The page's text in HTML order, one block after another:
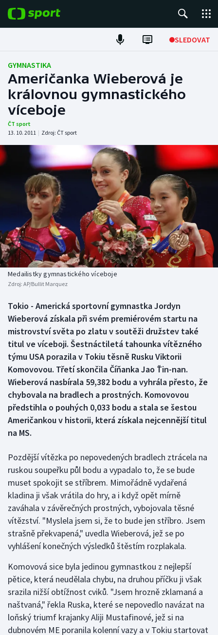
SLEDOVAT
Fotbal
Hokej
Tenis
Atletika
Cyklistika
DALŠÍ SPORTY
Americký fotbal
Baseball a softbal
Basketbal
Biatlon
Box
Curling
Dostihy
Florbal
Futsal
Golf
Gymnastika
Házená
Jezdectví
Judo
Lezení
Lyže a snowboard
Moderní pětiboj
NEPŘEHLÉDNĚTE
Soutěže
Historické návraty
Aplikace ČT sport
GYMNASTIKA
Američanka Wieberová je
královnou gymnastického
víceboje
ČT sport
13. 10. 2011 | Zdroj: ČT sport
Medailistky gymnastického víceboje
Zdroj: AP/Bullit Marquez
Tokio - Americká sportovní gymnastka Jordyn
Wieberová získala při svém premiérovém startu na
mistrovství světa po zlatu v soutěži družstev také
titul ve víceboji. Šestnáctiletá tahounka vítězného
týmu USA porazila v Tokiu těsně Rusku Viktorii
Komovovou. Třetí skončila Číňanka Jao Ťin-nan.
Wieberová nasbírala 59,382 bodu a vyhrála přesto, že
chybovala na bradlech a prostných. Komovovou
předstihla o pouhých 0,033 bodu a stala se šestou
Američankou v historii, která získala nejcennější titul
na MS.
Pozdější vítězka po nepovedených bradlech ztrácela na
ruskou soupeřku půl bodu a vypadalo to, že se bude
muset spokojit se stříbrem. Mimořádně vydařená
kladina ji však vrátila do hry, a i když opět mírně
zaváhala v závěrečných prostných, vybojovala těsné
vítězství. "Myslela jsem si, že to bude jen stříbro. Jsem
strašně překvapená," uvedla Wieberová, jež se po
vyhlášení konečných výsledků štěstím rozplakala.
Komovová sice byla jedinou gymnastkou z nejlepší
pětice, která neudělala chybu, na druhou příčku ji však
srazila nižší obtížnost cviků. "Jsem hrozně zklamaná a
naštvaná," řekla Ruska, které se nepovedlo navázat na
loňský triumf krajanky Aliji Mustafinové, jež si na
dubnovém ME poranila kolenní vazy a v Tokiu startovat